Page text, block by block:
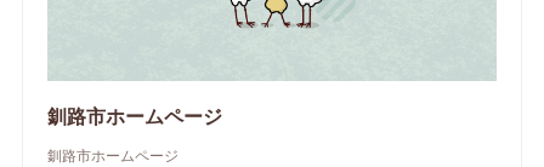
釧路市ホームページ
釧路市ホームページ